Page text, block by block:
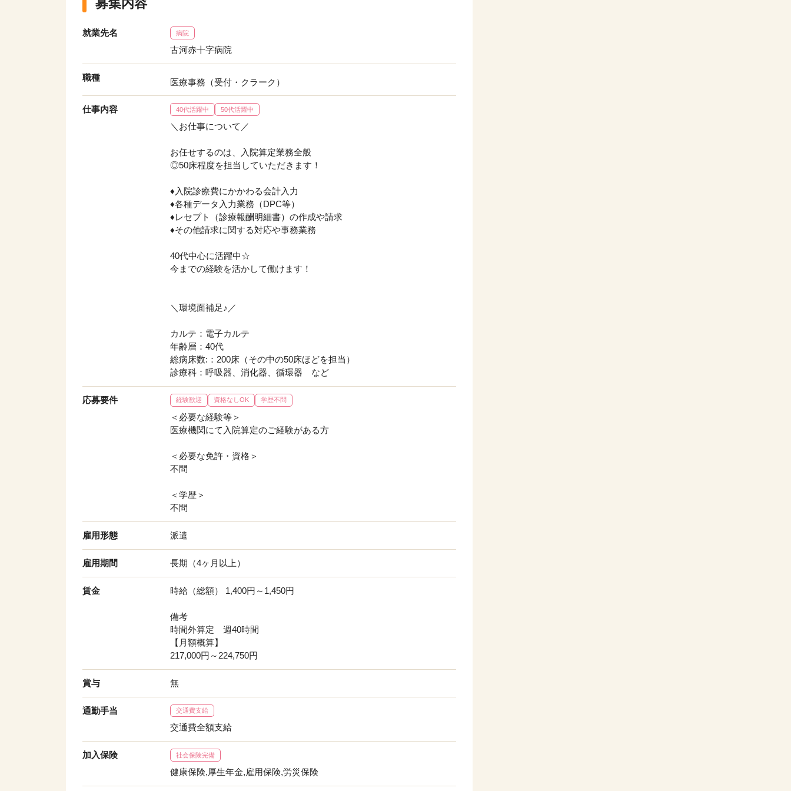
募集内容
就業先名 病院
古河赤十字病院
職種 医療事務（受付・クラーク）
仕事内容 40代活躍中 50代活躍中
＼お仕事について／
お任せするのは、入院算定業務全般
◎50床程度を担当していただきます！
♦入院診療費にかかわる会計入力
♦各種データ入力業務（DPC等）
♦レセプト（診療報酬明細書）の作成や請求
♦その他請求に関する対応や事務業務
40代中心に活躍中☆
今までの経験を活かして働けます！
＼環境面補足♪／
カルテ：電子カルテ
年齢層：40代
総病床数:：200床（その中の50床ほどを担当）
診療科：呼吸器、消化器、循環器 など
応募要件 経験歓迎 資格なしOK 学歴不問
＜必要な経験等＞
医療機関にて入院算定のご経験がある方
＜必要な免許・資格＞
不問
＜学歴＞
不問
雇用形態 派遣
雇用期間 長期（4ヶ月以上）
賃金 時給（総額） 1,400円～1,450円
備考
時間外算定 週40時間
【月額概算】
217,000円～224,750円
賞与 無
通勤手当 交通費支給
交通費全額支給
加入保険 社会保険完備
健康保険,厚生年金,雇用保険,労災保険